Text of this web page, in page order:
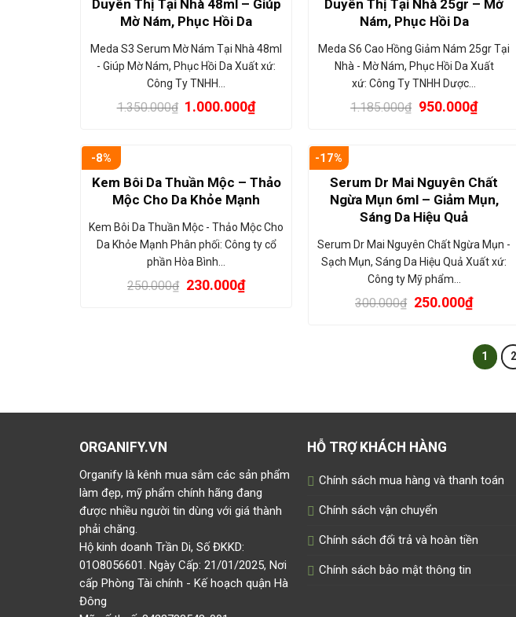
Duyên Thị Tại Nhà 48ml – Giúp
Mờ Nám, Phục Hồi Da
Meda S3 Serum Mờ Nám Tại Nhà 48ml
- Giúp Mờ Nám, Phục Hồi Da Xuất xứ:
Công Ty TNHH…
1.350.000₫ 1.000.000₫
Duyên Thị Tại Nhà 25gr – Mờ
Nám, Phục Hồi Da
Meda S6 Cao Hồng Giảm Nám 25gr Tại
Nhà - Mờ Nám, Phục Hồi Da Xuất
xứ: Công Ty TNHH Dược…
1.185.000₫ 950.000₫
-8%
Kem Bôi Da Thuần Mộc – Thảo
Mộc Cho Da Khỏe Mạnh
Kem Bôi Da Thuần Mộc - Thảo Mộc Cho
Da Khỏe Mạnh Phân phối: Công ty cổ
phần Hòa Bình…
250.000₫ 230.000₫
-17%
Serum Dr Mai Nguyên Chất
Ngừa Mụn 6ml – Giảm Mụn,
Sáng Da Hiệu Quả
Serum Dr Mai Nguyên Chất Ngừa Mụn -
Sạch Mụn, Sáng Da Hiệu Quả Xuất xứ:
Công ty Mỹ phẩm…
300.000₫ 250.000₫
1 2
ORGANIFY.VN
Organify là kênh mua sắm các sản phẩm
làm đẹp, mỹ phẩm chính hãng đang
được nhiều người tin dùng với giá thành
phải chăng.
Hộ kinh doanh Trần Di, Số ĐKKD:
01O8056601. Ngày Cấp: 21/01/2025, Nơi
cấp Phòng Tài chính - Kế hoạch quận Hà
Đông
HỖ TRỢ KHÁCH HÀNG
Chính sách mua hàng và thanh toán
Chính sách vận chuyển
Chính sách đổi trả và hoàn tiền
Chính sách bảo mật thông tin